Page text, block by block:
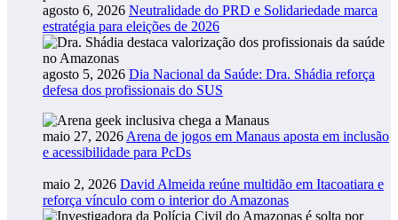
agosto 6, 2026 Neutralidade do PRD e Solidariedade marca
estratégia para eleições de 2026
agosto 5, 2026 Dia Nacional da Saúde: Dra. Shádia reforça
defesa dos profissionais do SUS
maio 27, 2026 Arena de jogos em Manaus aposta em inclusão
e acessibilidade para PcDs
maio 2, 2026 David Almeida reúne multidão em Itacoatiara e
reforça vínculo com o interior do Amazonas